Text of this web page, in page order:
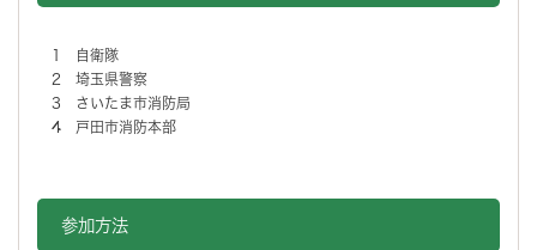
1 自衛隊
2 埼玉県警察
3 さいたま市消防局
4 戸田市消防本部
参加方法